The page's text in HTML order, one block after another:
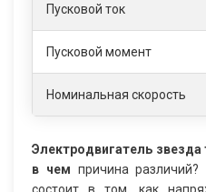
Пусковой ток
Пусковой момент
Номинальная скорость
Электродвигатель
в чем причина
состоит в том, как